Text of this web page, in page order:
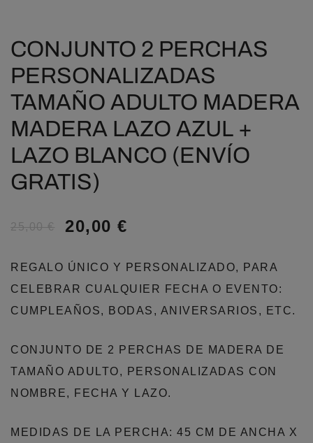
CONJUNTO 2 PERCHAS
PERSONALIZADAS
TAMAÑO ADULTO MADERA
MADERA LAZO AZUL +
LAZO BLANCO (ENVÍO
GRATIS)
25,00€ 20,00 €
REGALO ÚNICO Y PERSONALIZADO, PARA
CELEBRAR CUALQUIER FECHA O EVENTO:
CUMPLEAÑOS, BODAS, ANIVERSARIOS, ETC.
CONJUNTO DE 2 PERCHAS DE MADERA DE
TAMAÑO ADULTO, PERSONALIZADAS CON
NOMBRE, FECHA Y LAZO.
MEDIDAS DE LA PERCHA: 45 CM DE ANCHA X